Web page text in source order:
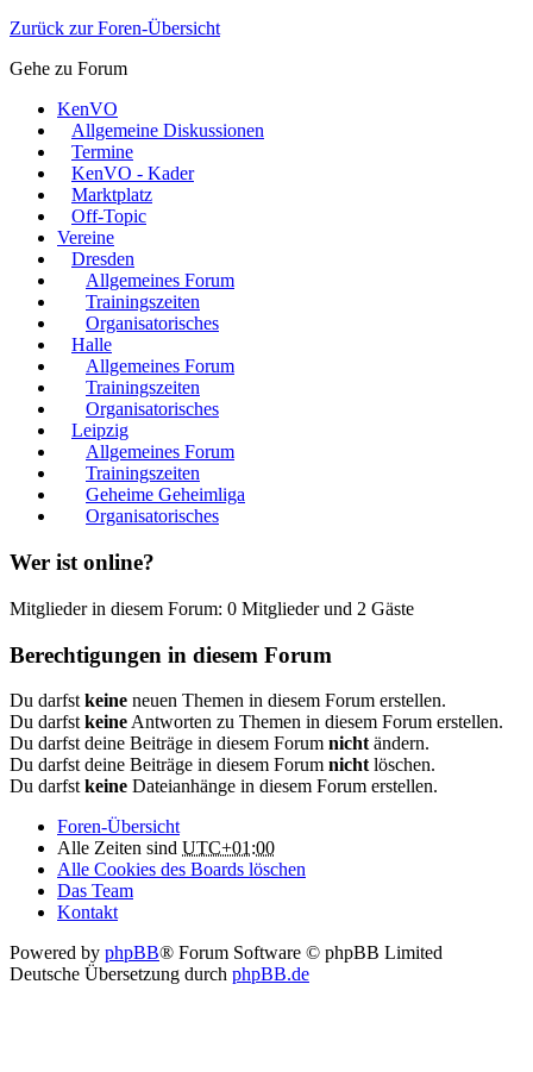
Zurück zur Foren-Übersicht
Gehe zu Forum
KenVO
Allgemeine Diskussionen
Termine
KenVO - Kader
Marktplatz
Off-Topic
Vereine
Dresden
Allgemeines Forum
Trainingszeiten
Organisatorisches
Halle
Allgemeines Forum
Trainingszeiten
Organisatorisches
Leipzig
Allgemeines Forum
Trainingszeiten
Geheime Geheimliga
Organisatorisches
Wer ist online?
Mitglieder in diesem Forum: 0 Mitglieder und 2 Gäste
Berechtigungen in diesem Forum
Du darfst keine neuen Themen in diesem Forum erstellen.
Du darfst keine Antworten zu Themen in diesem Forum erstellen.
Du darfst deine Beiträge in diesem Forum nicht ändern.
Du darfst deine Beiträge in diesem Forum nicht löschen.
Du darfst keine Dateianhänge in diesem Forum erstellen.
Foren-Übersicht
Alle Zeiten sind UTC+01:00
Alle Cookies des Boards löschen
Das Team
Kontakt
Powered by phpBB® Forum Software © phpBB Limited
Deutsche Übersetzung durch phpBB.de